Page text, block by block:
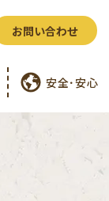
お問い合わせ
安全･安心